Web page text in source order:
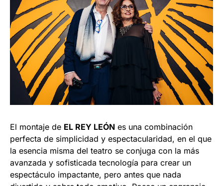
El montaje de EL REY LEÓN es una combinación
perfecta de simplicidad y espectacularidad, en el que
la esencia misma del teatro se conjuga con la más
avanzada y sofisticada tecnología para crear un
espectáculo impactante, pero antes que nada